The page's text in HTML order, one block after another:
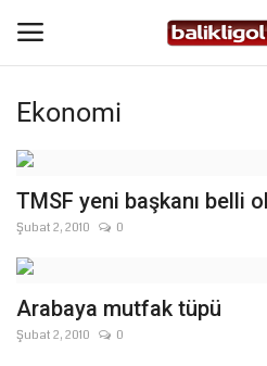
Giriş Yap
Anasayfa
Magazin
Ekonomi
TMSF yeni başkanı belli
Şubat 2, 2010 0
Arabaya mutfak tüpü
Şubat 2, 2010 0